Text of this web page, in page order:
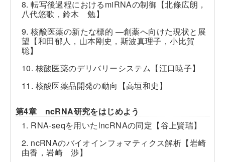
8. 転写後過程におけるmiRNAの制御【北條広朗，
八代悠歌，鈴木 勉】
9. 核酸医薬の新たな標的 ―創薬へ向けた現状と展
望【和田郁人，山本剛史，斯波真理子，小比賀
聡】
10. 核酸医薬のデリバリーシステム【江口暁子】
11. 核酸医薬品開発の動向【高垣和史】
第4章 ncRNA研究をはじめよう
1. RNA-seqを用いたlncRNAの同定【谷上賢瑞】
2. ncRNAのバイオインフォマティクス解析【岩崎
由香，岩崎 渉】